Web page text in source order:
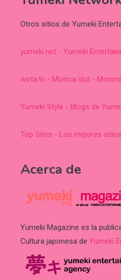
Otros sitios de Yumeki
yumeki.net - Yumeki
wota.tv - Música idol -
Yumeki Style - Blogs de
Top Sites - Los mejores
Acerca de
Yumeki Magazine es la
Cultura japonesa de Yumeki